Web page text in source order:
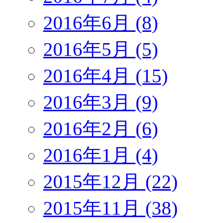
2016年6月 (8)
2016年5月 (5)
2016年4月 (15)
2016年3月 (9)
2016年2月 (6)
2016年1月 (4)
2015年12月 (22)
2015年11月 (38)